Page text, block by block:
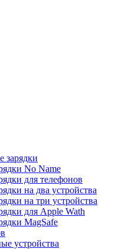
зарядки
No Name
для телефонов
на два устройства
на три устройства
для Apple Wath
MagSafe
устройства